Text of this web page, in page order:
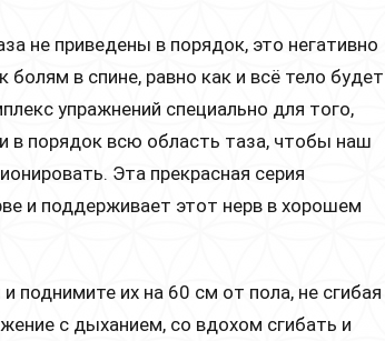
не приведены в порядок, это негативно
в спине, равно как и всё тело будет
упражнений специально для того,
в порядок всю область таза, чтобы наш
Эта прекрасная серия
и поддерживает этот нерв в хорошем
поднимите их на 60 см от пола, не сгибая
с дыханием, со вдохом сгибать и